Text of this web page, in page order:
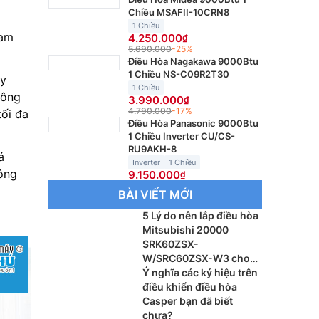
đa
Chiều MSAFII-10CRN8
1 Chiều
4.250.000
5.690.000-25%
Điều Hòa Nagakawa 9000Btu
1 Chiều NS-C09R2T30
1 Chiều
3.990.000
4.790.000-17%
Điều Hòa Panasonic 9000Btu
1 Chiều Inverter CU/CS-
RU9AKH-8
Inverter 1 Chiều
9.150.000
BÀI VIẾT MỚI
5 Lý do nên lắp điều hòa
Mitsubishi 20000
SRK60ZSX-
W/SRC60ZSX-W3 cho
phòng khách
Ý nghĩa các ký hiệu trên
điều khiển điều hòa
Casper bạn đã biết
chưa?